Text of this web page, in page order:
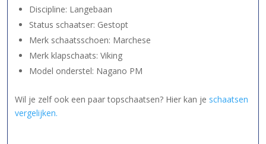
Discipline: Langebaan
Status schaatser: Gestopt
Merk schaatsschoen: Marchese
Merk klapschaats: Viking
Model onderstel: Nagano PM
Wil je zelf ook een paar topschaatsen? Hier kan je schaatsen
vergelijken.